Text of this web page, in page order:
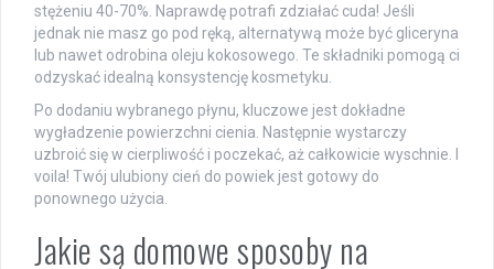
stężeniu 40-70%. Naprawdę potrafi zdziałać cuda! Jeśli
jednak nie masz go pod ręką, alternatywą może być gliceryna
lub nawet odrobina oleju kokosowego. Te składniki pomogą ci
odzyskać idealną konsystencję kosmetyku.
Po dodaniu wybranego płynu, kluczowe jest dokładne
wygładzenie powierzchni cienia. Następnie wystarczy
uzbroić się w cierpliwość i poczekać, aż całkowicie wyschnie. I
voila! Twój ulubiony cień do powiek jest gotowy do
ponownego użycia.
Jakie są domowe sposoby na